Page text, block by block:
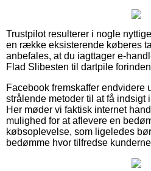
Trustpilot resulterer i nogle
en række eksisterende køberes
anbefales, at du iagttager e-
Flad Slibesten til dartpile
Facebook fremskaffer endvidere
strålende metoder til at få indsigt
Her møder vi faktisk internet
mulighed for at aflevere en
købsoplevelse, som ligeledes
bedømme hvor tilfredse